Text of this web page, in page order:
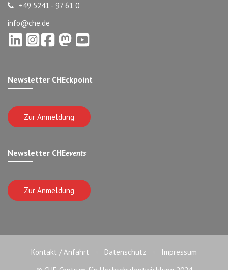
+49 5241 - 97 61 0
info@che.de
Newsletter CHEckpoint
Zur Anmeldung
Newsletter CHEevents
Zur Anmeldung
Kontakt / Anfahrt Datenschutz
Impressum